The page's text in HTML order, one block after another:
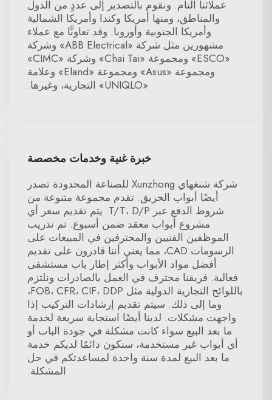
عملائنا التام. ونقوم بالتصدير إلى عددٍ من الدول
والمناطق، ومنها أمريكا وكندا وأمريكا الشمالية
وأمريكا الجنوبية وأوروبا. وقد تعاونَّا مع عملاء
مشهورين مثل شركة «ABB Electrical» وشركة
«ESCO» ومجموعة «Chai Tai» وشركة «CIMC»
ومجموعة «Asus» ومجموعة «Eland» وعلامة
«UNIQLO» التجارية، وغيرها.
خبرة غنية وخدمات مخصصة
شركة شنغهاي Xunzhong للصناعة المحدودة تصدر
أيضًا أبواب الحريق. تقدم مجموعة متنوعة من
شروط الدفع عبر T/T، D/P. يتم تقديم سعر أي
مشروع أبواب معقد ضمن أسبوع. تم تدريب
الموظفين الفنيين والمحترفين في المبيعات على
الرسومات CAD، مما يعني أننا قادرون على تقديم
أفضل مواد الأبواب وأكثر إطار باب مستشفى
فعالية. فريقنا محترف في العمل بالصادرات ونلتزم
باللوائح التجارية الدولية مثل FOB، CFR، CIF، DDP،
وما إلى ذلك. سيتم تقديم إرشادات التركيب إذا
واجهت مشكلات. لدينا أيضًا استجابة سريعة لخدمة
ما بعد البيع سواء كانت مشكلة في جودة الباب أو
أي أبواب غير مستخدمة، سنكون دائمًا لديكم خدمة
ما بعد البيع لمدة سنة واحدة لمساعدتكم في حل
المشكلة.